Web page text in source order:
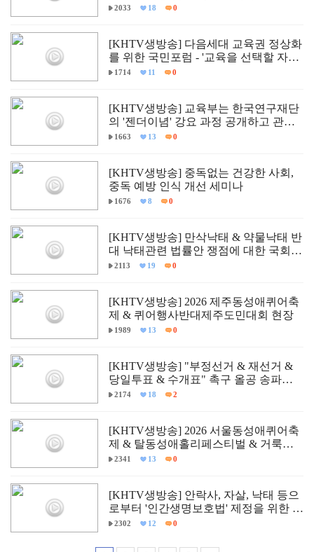
2033 18 0
[KHTV생방송] 다음세대 교육권 정상화
를 위한 국민포럼 - '교육을 선택할 자유,
다르게 배울 권리'
1714 11 0
[KHTV생방송] 교육부는 한국연구재단
의 '젠더이념' 강요 과정 공개하고 관련
자 즉각 문책하라!
1663 13 0
[KHTV생방송] 중독없는 건강한 사회,
중독 예방 인식 개선 세미나
1676 8 0
[KHTV생방송] 만삭낙태 & 약물낙태 반
대 낙태관련 법률안 쟁점에 대한 국회
학술세미나
2113 19 0
[KHTV생방송] 2026 제주동성애퀴어축
제 & 퀴어행사반대제주도민대회 현장
1989 13 0
[KHTV생방송] "부정선거 & 재선거 &
당일투표 & 수개표" 촉구 올공 송파구
개표소 민주항쟁 현장
2174 18 2
[KHTV생방송] 2026 서울동성애퀴어축
제 & 탈동성애홀리페스티벌 & 거룩한
방파제통합국민대회 현장
2341 13 0
[KHTV생방송] 안락사, 자살, 낙태 등으
로부터 '인간생명보호법' 제정을 위한 국
회 학술세미나
2302 12 0